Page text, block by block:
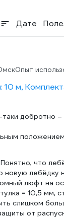
Дате
Опыт
м,
добротно
что
новую лебёдку
люфт на
= 10,5
слишком
от